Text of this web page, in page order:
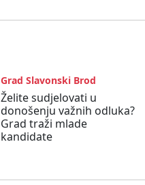
Grad Slavonski Brod
Želite sudjelovati u
donošenju važnih odluka?
Grad traži mlade
kandidate